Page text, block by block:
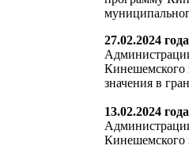
27.02.2024 года
Кинешемского
значения в
13.02.2024 года
Кинешемского